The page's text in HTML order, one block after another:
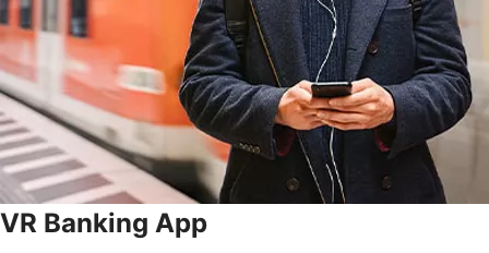
VR Banking App